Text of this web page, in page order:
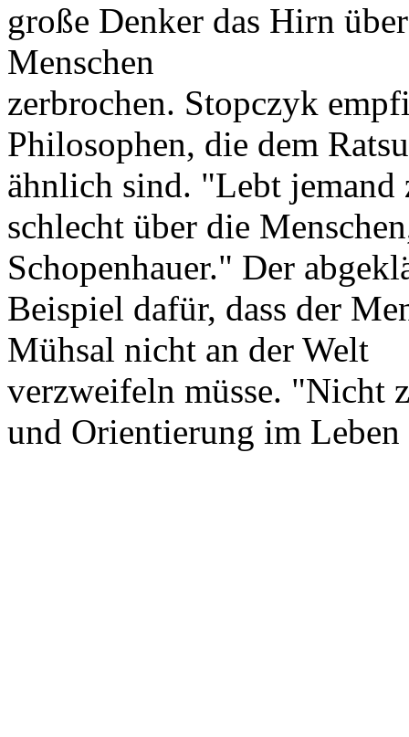
große Denker das Hirn
Menschen
zerbrochen. Stopczyk
Philosophen, die dem
ähnlich sind. "Lebt
schlecht über die
Schopenhauer." Der
Beispiel dafür, dass der
Mühsal nicht an der Welt
verzweifeln müsse. "Nicht
und Orientierung im Leben